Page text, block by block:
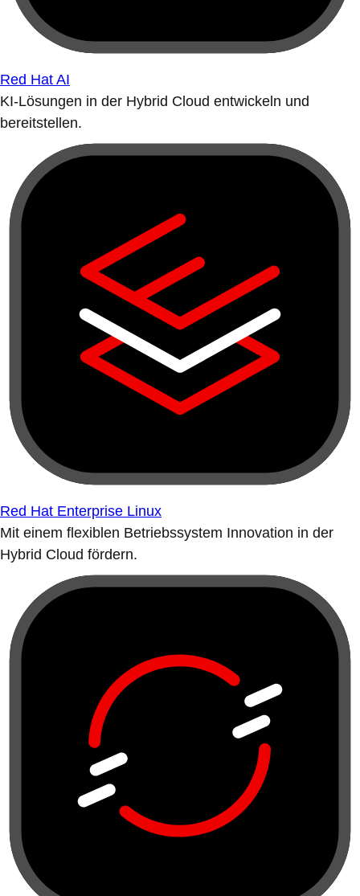
Red Hat AI
KI-Lösungen in der Hybrid Cloud entwickeln und
bereitstellen.
Red Hat Enterprise Linux
Mit einem flexiblen Betriebssystem Innovation in der
Hybrid Cloud fördern.